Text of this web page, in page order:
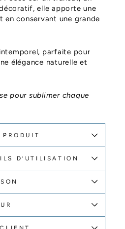
elle apporte une
en conservant une grande
parfaite pour
élégance naturelle et
pour sublimer chaque
D’UTILISATION